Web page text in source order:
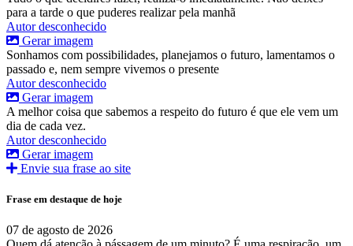
para a tarde o que puderes realizar pela manhã
Autor desconhecido
Gerar imagem
Sonhamos com possibilidades, planejamos o futuro, lamentamos o
passado e, nem sempre vivemos o presente
Autor desconhecido
Gerar imagem
A melhor coisa que sabemos a respeito do futuro é que ele vem um
dia de cada vez.
Autor desconhecido
Gerar imagem
Envie sua frase ao site
Frase em destaque de hoje
07 de agosto de 2026